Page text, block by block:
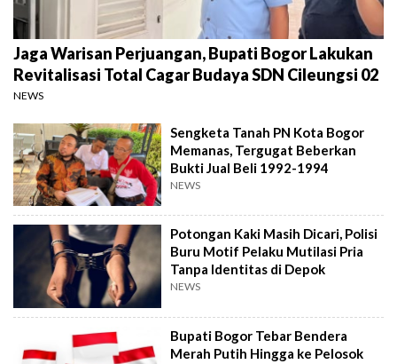
Jaga Warisan Perjuangan, Bupati Bogor Lakukan
Revitalisasi Total Cagar Budaya SDN Cileungsi 02
NEWS
Sengketa Tanah PN Kota Bogor
Memanas, Tergugat Beberkan
Bukti Jual Beli 1992-1994
NEWS
Potongan Kaki Masih Dicari, Polisi
Buru Motif Pelaku Mutilasi Pria
Tanpa Identitas di Depok
NEWS
Bupati Bogor Tebar Bendera
Merah Putih Hingga ke Pelosok